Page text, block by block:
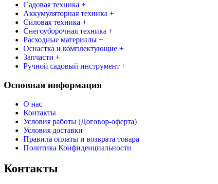
Садовая техника +
Аккумуляторная техника +
Силовая техника +
Снегоуборочная техника +
Расходные материалы +
Оснастка и комплектующие +
Запчасти +
Ручной садовый инструмент +
Основная информация
О нас
Контакты
Условия работы (Договор-оферта)
Условия доставки
Правила оплаты и возврата товара
Политика Конфиденциальности
Контакты